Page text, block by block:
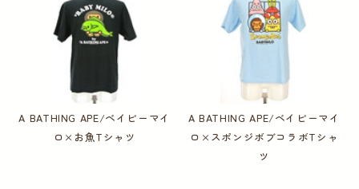
A BATHING APE/ベイビーマイ
ロ×お魚Tシャツ
A BATHING APE/ベイビーマイ
ロ×スポンジボブコラボTシャ
ツ